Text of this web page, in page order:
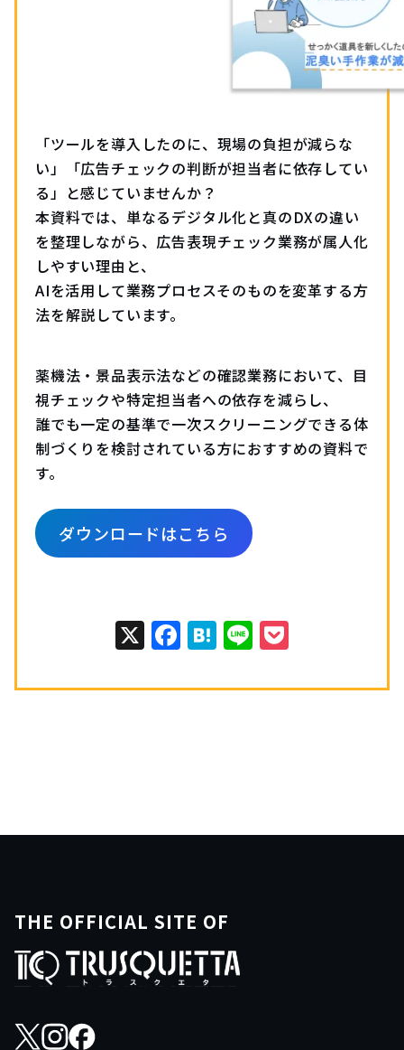
「ツールを導入したのに、現場の負担が減らな
い」「広告チェックの判断が担当者に依存してい
る」と感じていませんか？
本資料では、単なるデジタル化と真のDXの違い
を整理しながら、広告表現チェック業務が属人化
しやすい理由と、
AIを活用して業務プロセスそのものを変革する方
法を解説しています。
薬機法・景品表示法などの確認業務において、目
視チェックや特定担当者への依存を減らし、
誰でも一定の基準で一次スクリーニングできる体
制づくりを検討されている方におすすめの資料で
す。
ダウンロードはこちら
X Facebook
Hatena
Line
THE OFFICIAL SITE OF